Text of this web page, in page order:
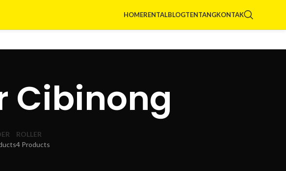
HOMERENTALBLOGTENTANGKONTAK
Cibinong
ROLLER
4 Products